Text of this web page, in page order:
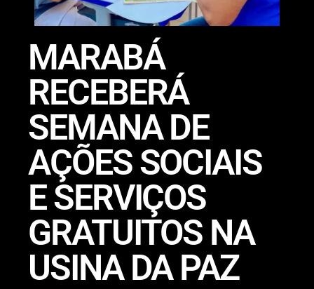
MARABÁ
RECEBERÁ
SEMANA DE
AÇÕES SOCIAIS
E SERVIÇOS
GRATUITOS NA
USINA DA PAZ